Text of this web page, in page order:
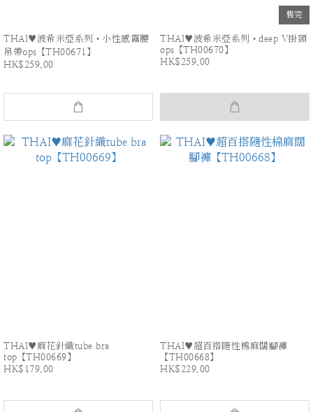
THAI♥波希米亞系列•小性感露腰
吊帶ops【TH00671】
HK$259.00
售完
THAI♥波希米亞系列•deep V掛頸
ops【TH00670】
HK$259.00
THAI♥麻花針織tube bra
top【TH00669】
HK$179.00
THAI♥超百搭隨性棉麻闊腳褲
【TH00668】
HK$229.00